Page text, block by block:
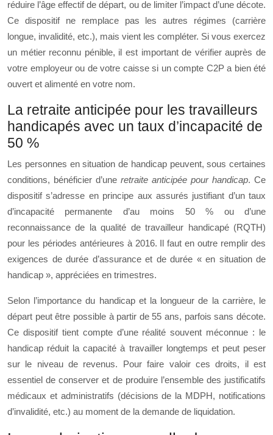
réduire l’âge effectif de départ, ou de limiter l’impact d’une décote.
Ce dispositif ne remplace pas les autres régimes (carrière
longue, invalidité, etc.), mais vient les compléter. Si vous exercez
un métier reconnu pénible, il est important de vérifier auprès de
votre employeur ou de votre caisse si un compte C2P a bien été
ouvert et alimenté en votre nom.
La retraite anticipée pour les travailleurs
handicapés avec un taux d’incapacité de
50 %
Les personnes en situation de handicap peuvent, sous certaines
conditions, bénéficier d’une retraite anticipée pour handicap. Ce
dispositif s’adresse en principe aux assurés justifiant d’un taux
d’incapacité permanente d’au moins 50 % ou d’une
reconnaissance de la qualité de travailleur handicapé (RQTH)
pour les périodes antérieures à 2016. Il faut en outre remplir des
exigences de durée d’assurance et de durée « en situation de
handicap », appréciées en trimestres.
Selon l’importance du handicap et la longueur de la carrière, le
départ peut être possible à partir de 55 ans, parfois sans décote.
Ce dispositif tient compte d’une réalité souvent méconnue : le
handicap réduit la capacité à travailler longtemps et peut peser
sur le niveau de revenus. Pour faire valoir ces droits, il est
essentiel de conserver et de produire l’ensemble des justificatifs
médicaux et administratifs (décisions de la MDPH, notifications
d’invalidité, etc.) au moment de la demande de liquidation.